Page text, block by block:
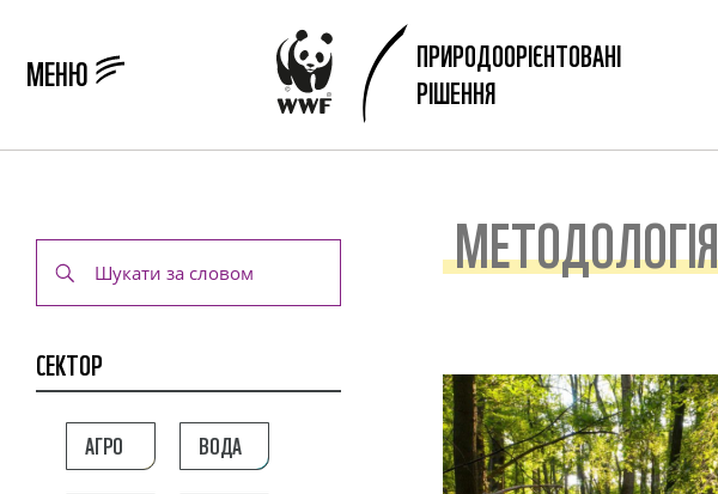
МЕНЮ
ПРИРОДООРІЄНТОВАНІ
РІШЕННЯ
СЕКТОР
АГРО ВОДА